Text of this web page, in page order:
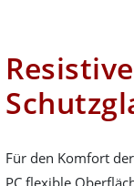
Für den Komfort